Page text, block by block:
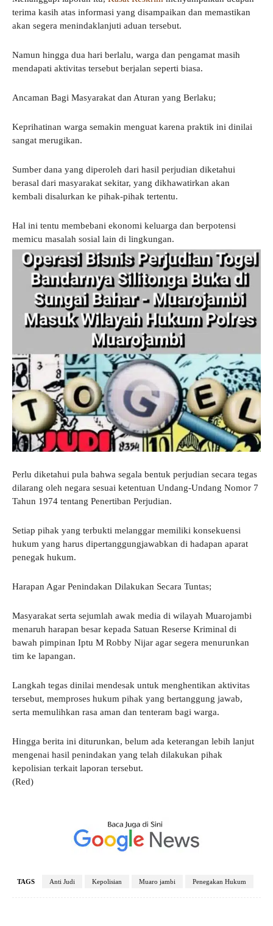
terima kasih atas informasi yang disampaikan dan memastikan
akan segera menindaklanjuti aduan tersebut.
Namun hingga dua hari berlalu, warga dan pengamat masih
mendapati aktivitas tersebut berjalan seperti biasa.
Ancaman Bagi Masyarakat dan Aturan yang Berlaku;
Keprihatinan warga semakin menguat karena praktik ini dinilai
sangat merugikan.
Sumber dana yang diperoleh dari hasil perjudian diketahui
berasal dari masyarakat sekitar, yang dikhawatirkan akan
kembali disalurkan ke pihak-pihak tertentu.
Hal ini tentu membebani ekonomi keluarga dan berpotensi
memicu masalah sosial lain di lingkungan.
Perlu diketahui pula bahwa segala bentuk perjudian secara tegas
dilarang oleh negara sesuai ketentuan Undang-Undang Nomor 7
Tahun 1974 tentang Penertiban Perjudian.
Setiap pihak yang terbukti melanggar memiliki konsekuensi
hukum yang harus dipertanggungjawabkan di hadapan aparat
penegak hukum.
Harapan Agar Penindakan Dilakukan Secara Tuntas;
Masyarakat serta sejumlah awak media di wilayah Muarojambi
menaruh harapan besar kepada Satuan Reserse Kriminal di
bawah pimpinan Iptu M Robby Nijar agar segera menurunkan
tim ke lapangan.
Langkah tegas dinilai mendesak untuk menghentikan aktivitas
tersebut, memproses hukum pihak yang bertanggung jawab,
serta memulihkan rasa aman dan tenteram bagi warga.
Hingga berita ini diturunkan, belum ada keterangan lebih lanjut
mengenai hasil penindakan yang telah dilakukan pihak
kepolisian terkait laporan tersebut.
(Red)
TAGS Anti Judi Kepolisian Muaro jambi Penegakan Hukum